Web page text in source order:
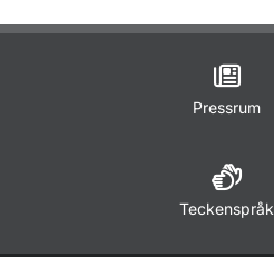
Pressrum
Teckenspråk